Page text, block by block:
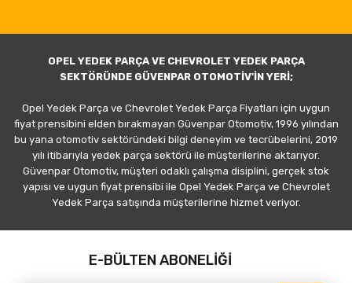
OPEL YEDEK PARÇA VE CHEVROLET YEDEK PARÇA
SEKTÖRÜNDE GÜVENPAR OTOMOTİV'İN YERİ;
Opel Yedek Parça ve Chevrolet Yedek Parça Fiyatları için uygun
fiyat prensibini elden bırakmayan Güvenpar Otomotiv, 1996 yılından
bu yana otomotiv sektöründeki bilgi deneyim ve tecrübelerini, 2019
yılı itibarıyla yedek parça sektörü ile müşterilerine aktarıyor.
Güvenpar Otomotiv, müşteri odaklı çalışma disiplini, gerçek stok
yapısı ve uygun fiyat prensibi ile Opel Yedek Parça ve Chevrolet
Yedek Parça satışında müşterilerine hizmet veriyor.
E-BÜLTEN ABONELİĞİ